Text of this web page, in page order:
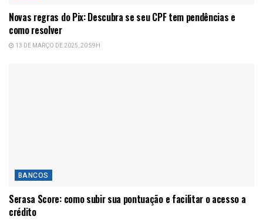
Novas regras do Pix: Descubra se seu CPF tem pendências e
como resolver
13 DE MARÇO DE 2025, 20:59H
BANCOS
Serasa Score: como subir sua pontuação e facilitar o acesso a
crédito